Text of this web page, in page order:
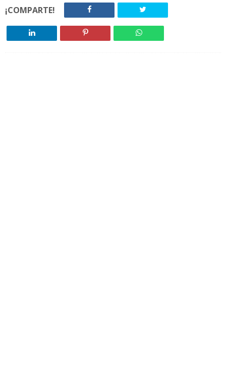
¡COMPARTE!